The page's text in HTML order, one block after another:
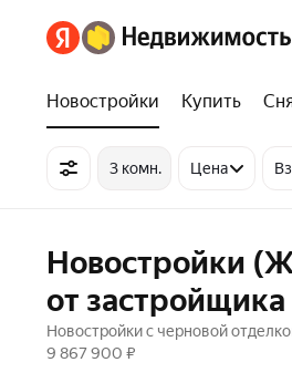
Новостройки Купить
3 комн. Цена
Новостройки
от
Новостройки с черновой
9 867 900 ₽